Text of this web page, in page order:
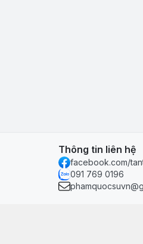
Thông tin liên hệ
facebook.com/
091 769 0196